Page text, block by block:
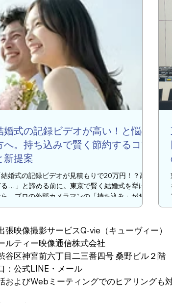
婚式の記録ビデオが高い！と悩む
へ。持ち込みで賢く節約するコツ
新提案
結婚式の記録ビデオが見積もりで20万円！？高す
る…」と諦める前に。東京で賢く結婚式を挙げる
、プロの外部カメラマンの「持ち込み」がおす
。1時間1万円（税別）から依頼できるQ-vieな
張映像撮影サービスQ-vie（キューヴィー）
ルティー映像通信株式会社
谷区神宮前六丁目二三番四号 桑野ビル２階
：公式LINE・メール
およびWebミーティングでのヒアリングも